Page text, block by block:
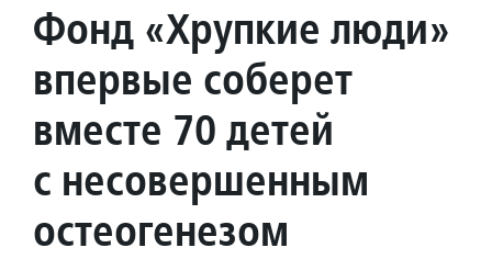
Фонд «Хрупкие люди»
впервые соберет
вместе 70 детей
с несовершенным
остеогенезом